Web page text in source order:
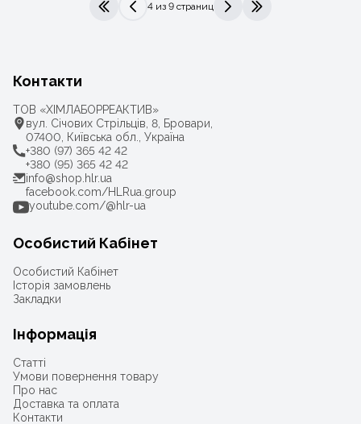
|< <
4 из 9 страниц
> >|
Контакти
ТОВ «ХІМЛАБОРРЕАКТИВ»
вул. Січових Стрільців, 8, Бровари,
07400, Київська обл., Україна
+380 (97) 365 42 42
+380 (95) 365 42 42
info@shop.hlr.ua
facebook.com/HLRua.group
youtube.com/@hlr-ua
Особистий Кабінет
Особистий Кабінет
Історія замовлень
Закладки
Інформація
Статті
Умови повернення товару
Про нас
Доставка та оплата
Контакти